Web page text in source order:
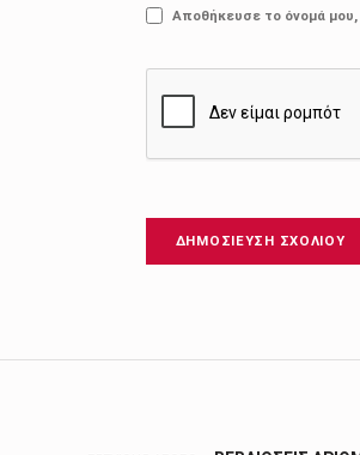
Αποθήκευσε το όνομά
Πλοήγηση άρθρων